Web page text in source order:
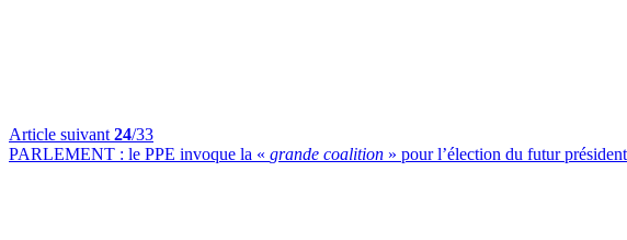
Article suivant 24/33
PARLEMENT : le PPE invoque la « grande coalition » pour l’élection du futur